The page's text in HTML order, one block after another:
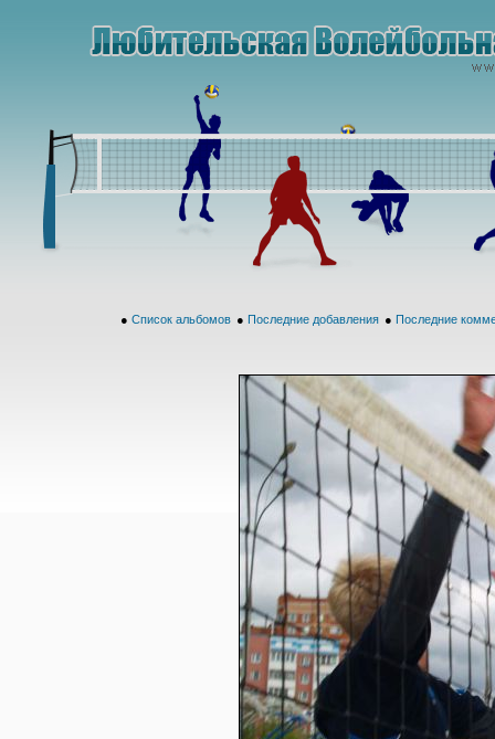
● Список альбомов ● Последние добавления ● Последние